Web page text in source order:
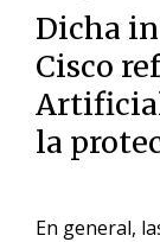
Dicha
Cisco
la
En general,